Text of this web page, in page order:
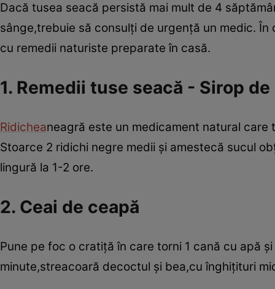
Dacă tusea seacă persistă mai mult de 4
sânge,trebuie să consulţi de urgenţă un medic.
cu remedii naturiste preparate în casă.
1. Remedii tuse seacă - Sirop
Ridicheaneagră este un medicament natural
Stoarce 2 ridichi negre medii şi amestecă sucul
lingură la 1-2 ore.
2. Ceai de ceapă
Pune pe foc o cratiţă în care torni 1 cană cu apă
minute,streacoară decoctul şi bea,cu înghiţituri